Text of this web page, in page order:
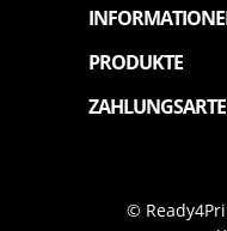
PRODUKTE
©